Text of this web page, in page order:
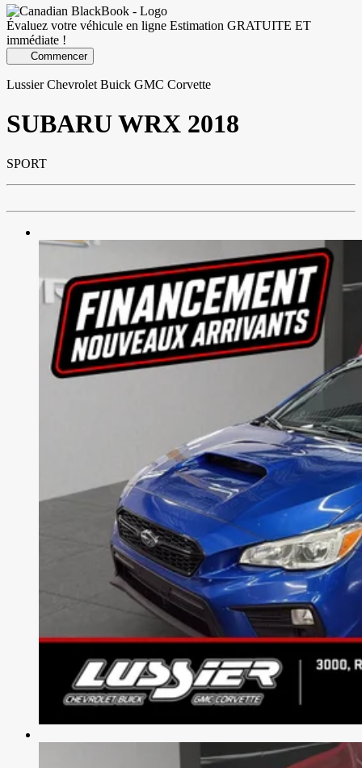
Évaluez votre véhicule en ligne Estimation GRATUITE ET
immédiate !
Commencer
Lussier Chevrolet Buick GMC Corvette
SUBARUWRX 2018
SPORT